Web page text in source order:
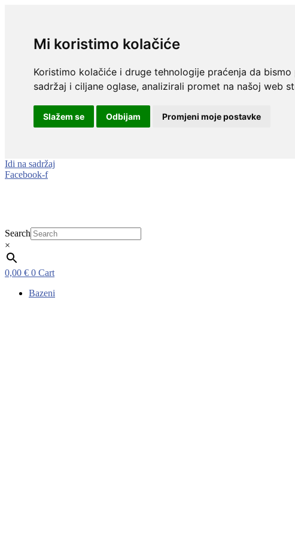
Mi koristimo kolačiće
Koristimo kolačiće i druge tehnologije praćenja da
sadržaj i ciljane oglase, analizirali promet na našoj web
Slažem se Odbijam Promjeni moje postavke
Idi na sadržaj
Facebook-f
Search
×
0,00 € 0 Cart
Bazeni